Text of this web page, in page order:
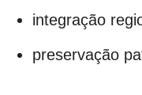
integração
preservação